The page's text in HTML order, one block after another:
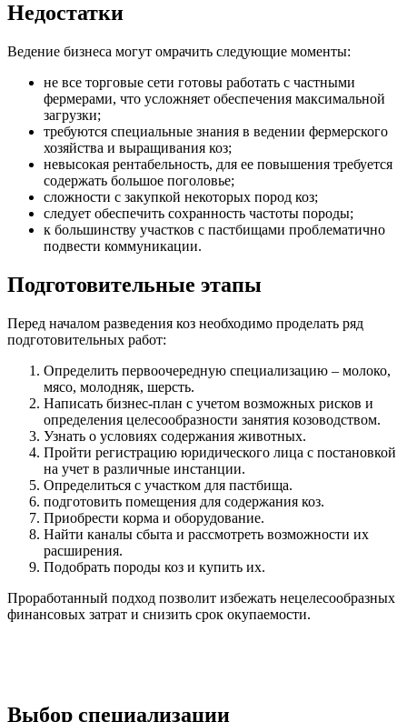
Недостатки
Ведение бизнеса могут омрачить следующие моменты:
не все торговые сети готовы работать с частными
фермерами, что усложняет обеспечения максимальной
загрузки;
требуются специальные знания в ведении фермерского
хозяйства и выращивания коз;
невысокая рентабельность, для ее повышения требуется
содержать большое поголовье;
сложности с закупкой некоторых пород коз;
следует обеспечить сохранность частоты породы;
к большинству участков с пастбищами проблематично
подвести коммуникации.
Подготовительные этапы
Перед началом разведения коз необходимо проделать ряд
подготовительных работ:
Определить первоочередную специализацию – молоко,
мясо, молодняк, шерсть.
Написать бизнес-план с учетом возможных рисков и
определения целесообразности занятия козоводством.
Узнать о условиях содержания животных.
Пройти регистрацию юридического лица с постановкой
на учет в различные инстанции.
Определиться с участком для пастбища.
подготовить помещения для содержания коз.
Приобрести корма и оборудование.
Найти каналы сбыта и рассмотреть возможности их
расширения.
Подобрать породы коз и купить их.
Проработанный подход позволит избежать нецелесообразных
финансовых затрат и снизить срок окупаемости.
Выбор специализации